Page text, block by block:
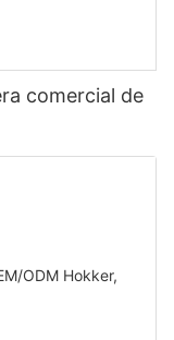
comercial de